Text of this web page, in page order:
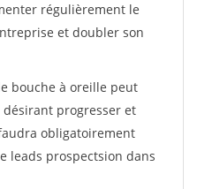
régulièrement le
et doubler son
bouche à oreille peut
progresser et
obligatoirement
leads prospectsion dans